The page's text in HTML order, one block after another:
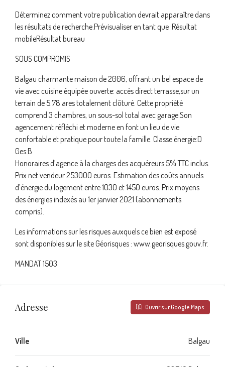
Déterminez comment votre publication devrait apparaître dans
les résultats de recherche.Prévisualiser en tant que :Résultat
mobileRésultat bureau
SOUS COMPROMIS
Balgau charmante maison de 2006, offrant un bel espace de
vie avec cuisine équipée ouverte: accès direct terrasse,sur un
terrain de 5.78 ares totalement clôturé. Cette propriété
comprend 3 chambres, un sous-sol total avec garage.Son
agencement réfléchi et moderne en font un lieu de vie
confortable et pratique pour toute la famille. Classe énergie:D
Ges:B
Honoraires d’agence à la charges des acquéreurs 5% TTC inclus.
Prix net vendeur 253000 euros. Estimation des coûts annuels
d’énergie du logement entre 1030 et 1450 euros. Prix moyens
des énergies indexés au 1er janvier 2021 (abonnements
compris).
Les informations sur les risques auxquels ce bien est exposé
sont disponibles sur le site Géorisques : www.georisques.gouv.fr.
MANDAT 1503
Adresse Ouvrir sur Google Maps
Ville Balgau